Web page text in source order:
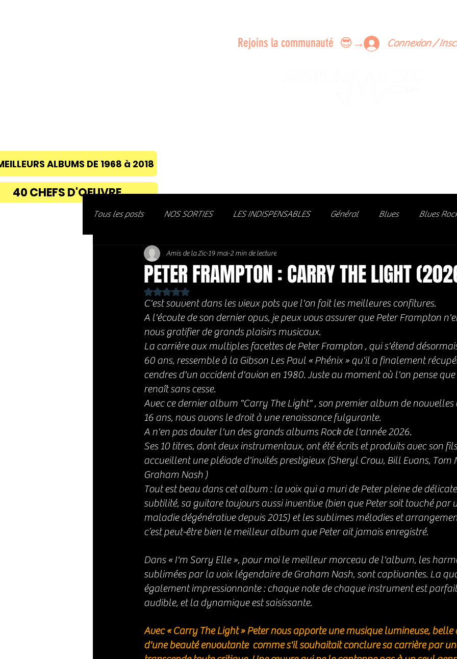
Connexion /
ALBUMS DE 1968 à 2018
Découvrez des artistes, vibrez aux concerts et rejoignez une
Rejoins la communauté 😎→
40 CHEFS D'OEUVRE
Tous les posts NOS SORTIES LES INDISPENSABLES Général Blues Blues
Soft Rock / Folk Jazz Soul / Funk / Rhythm Blues
Country / Americana
PETER FRAMPTON : CARRY THE LIGHT
Amis de la Zic 19 mai 2 min de lecture
Noté NaN étoiles sur 5.
C'est souvent dans les vieux pots que l'on fait les meilleures confitures.
A l'écoute de son dernier opus, je peux vous assurer que Peter Frampton
nous gratifier de grands plaisirs musicaux.
La carrière aux multiples facettes de Peter Frampton , qui s'étend
60 ans, ressemble à la Gibson Les Paul « Phénix » qu'il a finalement
cendres d'un accident d'avion en 1980. Juste au moment où l'on pense
renaît sans cesse.
Avec ce dernier album "Carry The Light" , son premier album de nouvelles
16 ans, nous avons le droit à une renaissance fulgurante.
A n'en pas douter l'un des grands albums Rock de l'année 2026.
Ses 10 titres, dont deux instrumentaux, ont été écrits et produits avec son
accueillent une pléiade d'invités prestigieux (Sheryl Crow, Bill Evans, Tom
Graham Nash )
Tout est beau dans cet album : la voix qui a muri de Peter pleine de
subtilité, sa guitare toujours aussi inventive (bien que Peter soit touché par
maladie dégénérative depuis 2015) et les sublimes mélodies et
c’est peut-être bien le meilleur album que Peter ait jamais enregistré.
Dans « I'm Sorry Elle », pour moi le meilleur morceau de l'album, les
sublimées par la voix légendaire de Graham Nash, sont captivantes. La
également impressionnante : chaque note de chaque instrument est
audible, et la dynamique est saisissante.
Avec « Carry The Light » Peter nous apporte une musique lumineuse, belle
d'une beauté envoutante  comme s'il souhaitait conclure sa carrière par